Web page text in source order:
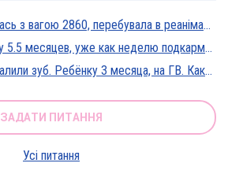
Дитина 5 міс, народилась з вагою 2860, перебувала в реанімації у дуже тяжкому стані, діагноз Гіпоксична енцефалопатія 2 ст. На даний момент вага 5800, відмовляється від їжі, плаче близько 5 днів, періоди активності присутні, стул зі слизом зелений оформлений, на штучному вигодовуванні Нан безлактозний,за раз або з перервами з'їдає 90-120 мл. Прошу допомоги в даній ситуації?
Здравствуйте, ребёнку 5.5 месяцев, уже как неделю подкармливаю смесью, пробовали 3 вида нан, милупа и остановились на малютке премиум, только вчера появились красные пятна вокруг рта после кормления смесью, и мы опять попробовали милупа и нан, реакция осталась, что делать?
Здравствуйте. Мне удалили зуб. Ребёнку 3 месяца, на ГВ. Какие антибиотики можно принимать? Спасибо
ЗАДАТИ ПИТАННЯ
Усі питання